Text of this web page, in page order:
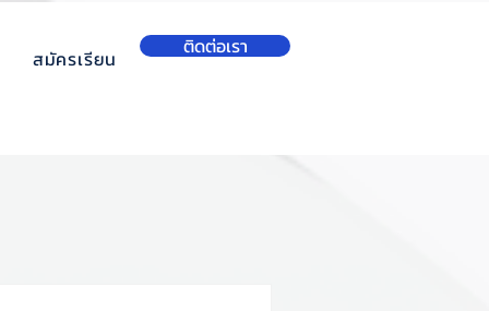
สมัครเรียน ติดต่อเรา